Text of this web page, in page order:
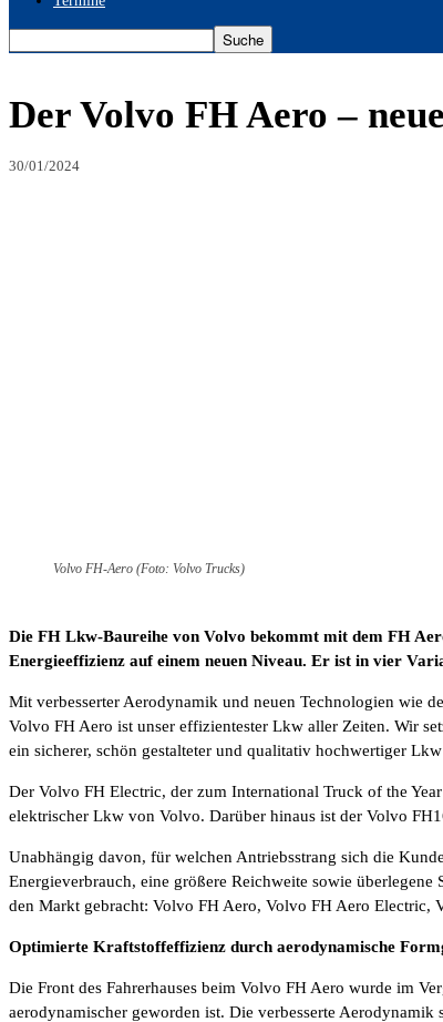
Der Volvo FH Aero –
30/01/2024
Volvo FH-Aero (Foto: Volvo Trucks)
Die FH Lkw-Baureihe von Volvo bekommt mit dem FH
Energieeffizienz auf einem neuen Niveau. Er ist in vier
Mit verbesserter Aerodynamik und neuen Technologien wie
Volvo FH Aero ist unser effizientester Lkw aller Zeiten. Wir
ein sicherer, schön gestalteter und qualitativ hochwertiger
Der Volvo FH Electric, der zum International Truck of the
elektrischer Lkw von Volvo. Darüber hinaus ist der Volvo
Unabhängig davon, für welchen Antriebsstrang sich die
Energieverbrauch, eine größere Reichweite sowie
den Markt gebracht: Volvo FH Aero, Volvo FH Aero Electric,
Optimierte Kraftstoffeffizienz durch aerodynamische
Die Front des Fahrerhauses beim Volvo FH Aero wurde im
aerodynamischer geworden ist. Die verbesserte